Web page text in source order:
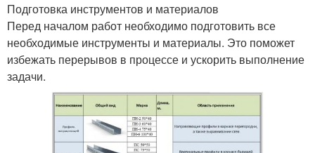
Хрущевка в
современную квартиру
Современный лофт
Современная двушка
ремонта
Подготовка инструментов и материалов
Перед началом работ необходимо подготовить все
необходимые инструменты и материалы. Это поможет
избежать перерывов в процессе и ускорить выполнение
задачи.